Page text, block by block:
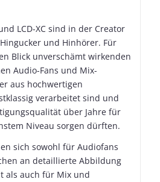
LCD-XC sind in der Creator
und Hinhörer. Für
Blick unverschämt wirkenden
Audio-Fans und Mix-
aus hochwertigen
verarbeitet sind und
über Jahre für
Niveau sorgen dürften.
sich sowohl für Audiofans
an detaillierte Abbildung
als auch für Mix und